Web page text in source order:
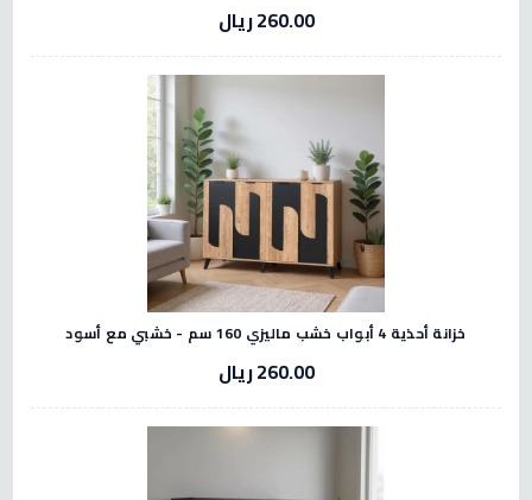
260.00 ريال
خزانة أحذية 4 أبواب خشب ماليزي 160 سم - خشبي مع أسود
260.00 ريال